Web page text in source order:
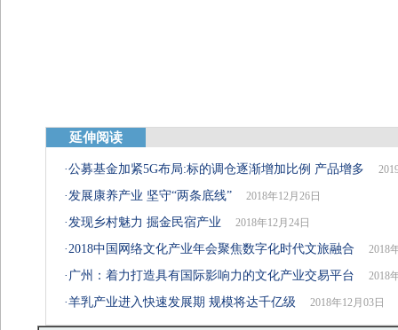
延伸阅读
·公募基金加紧5G布局:标的调仓逐渐增加比例 产品增多
·发展康养产业 坚守“两条底线” 2018年12月26日
·发现乡村魅力 掘金民宿产业 2018年12月24日
·2018中国网络文化产业年会聚焦数字化时代文旅融合 2018
· 广州：着力打造具有国际影响力的文化产业交易平台 2018
·羊乳产业进入快速发展期 规模将达千亿级 2018年12月03日